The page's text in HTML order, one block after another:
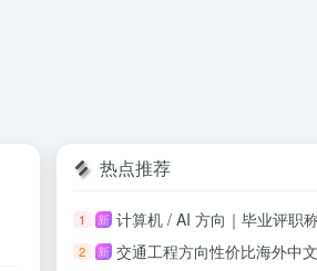
热点推荐
1 新 计算机 / AI 方向｜毕业评职称刚需，知
2 新 交通工程方向性价比海外中文 OA 期